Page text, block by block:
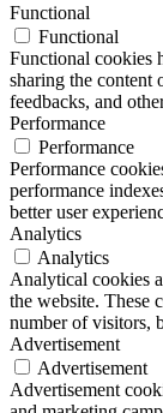
Functional
Functional
Functional cookies
sharing the content
feedbacks, and
Performance
Performance
Performance
performance
better user
Analytics
Analytics
Analytical cookies
the website. These
number of visitors,
Advertisement
Advertisement
Advertisement